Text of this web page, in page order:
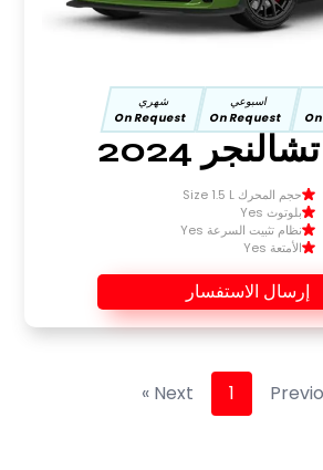
اسبوعي
On Request
شهري
On Request
2024
حجم المحرك Size 1.5 L
بلوتوث Yes
نظام تثبيت السرعة Yes
الأمتعة Yes
إرسال الاستفسار
1
Next »